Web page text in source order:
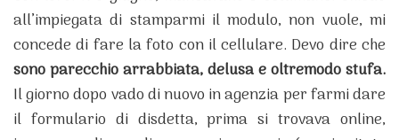
all’impiegata di stamparmi il modulo, non vuole, mi
concede di fare la foto con il cellulare. Devo dire che
sono parecchio arrabbiata, delusa e oltremodo stufa.
Il giorno dopo vado di nuovo in agenzia per farmi dare
il formulario di disdetta, prima si trovava online,